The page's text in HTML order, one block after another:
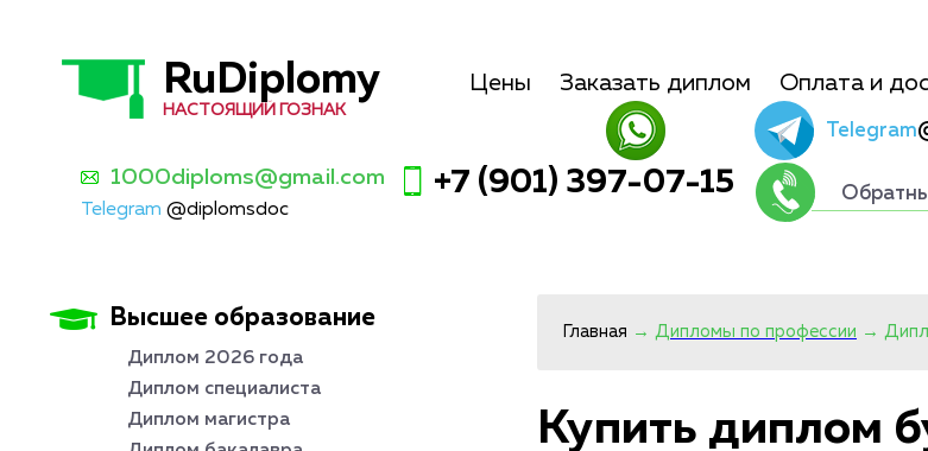
RuDiplomy
НАСТОЯЩИЙ ГОЗНАК
Цены Заказать диплом Оплата и
1000diploms@gmail.com
Telegram @diplomsdoc
+7 (901) 397-07-15
Telegram
Главная → Дипломы по профессии →
Купить диплом
Высшее образование
Диплом 2026 года
Диплом специалиста
Диплом магистра